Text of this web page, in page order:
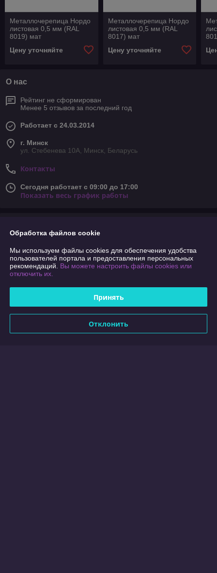
Металлочерепица Нордо
листовая 0,5 мм (RAL
8019) мат
Цену уточняйте
Металлочерепица Нордо
листовая 0,5 мм (RAL
8017) мат
Цену уточняйте
О нас
Рейтинг не сформирован
Менее 5 отзывов за последний год
Работает с 24.03.2014
г. Минск
ул. Стебенева 10А, Минск, Беларусь
Контакты
Сегодня работает с 09:00 до 17:00
Показать весь график работы
01.04.2026
Покупатель
29.01.2025
Покупатель
Отлично
Обработка файлов cookie
Мы используем файлы cookies для обеспечения удобства
пользователей портала и предоставления персональных
рекомендаций. Вы можете настроить файлы cookies или
отключить их.
Принять
Отклонить